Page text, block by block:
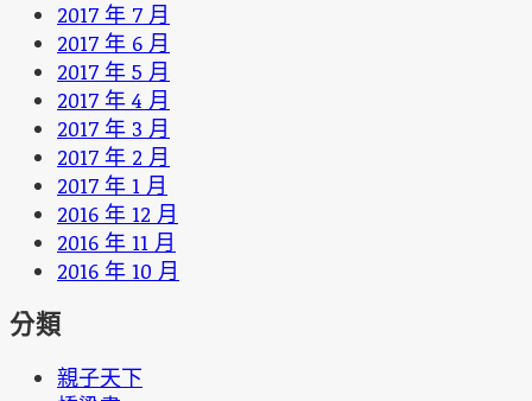
2017 年 7 月
2017 年 6 月
2017 年 5 月
2017 年 4 月
2017 年 3 月
2017 年 2 月
2017 年 1 月
2016 年 12 月
2016 年 11 月
2016 年 10 月
分類
親子天下